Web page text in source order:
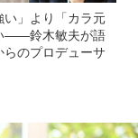
い」より「カラ元
――鈴木敏夫が語
らのプロデューサ